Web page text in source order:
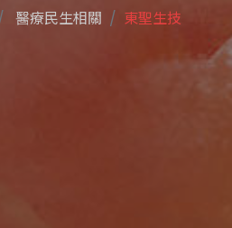
醫療民生相關 東聖生技